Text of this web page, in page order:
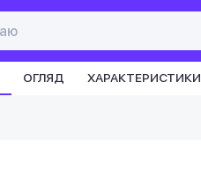
ОГЛЯД ХАРАКТЕРИСТИКИ